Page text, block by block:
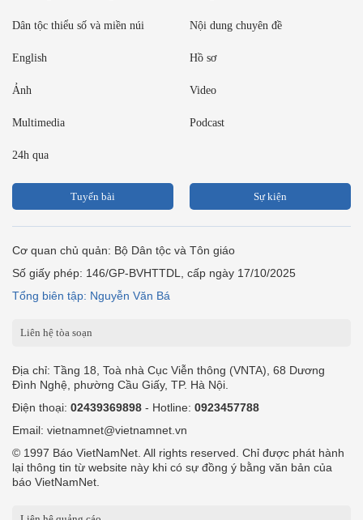
Dân tộc thiểu số và miền núi Nội dung chuyên đề
English Hồ sơ
Ảnh Video
Multimedia Podcast
24h qua
Tuyến bài Sự kiện
Cơ quan chủ quản: Bộ Dân tộc và Tôn giáo
Số giấy phép: 146/GP-BVHTTDL, cấp ngày 17/10/2025
Tổng biên tập: Nguyễn Văn Bá
Liên hệ tòa soạn
Địa chỉ: Tầng 18, Toà nhà Cục Viễn thông (VNTA), 68 Dương
Đình Nghệ, phường Cầu Giấy, TP. Hà Nội.
Điện thoại: 02439369898 - Hotline: 0923457788
Email: vietnamnet@vietnamnet.vn
© 1997 Báo VietNamNet. All rights reserved. Chỉ được phát hành
lại thông tin từ website này khi có sự đồng ý bằng văn bản của
báo VietNamNet.